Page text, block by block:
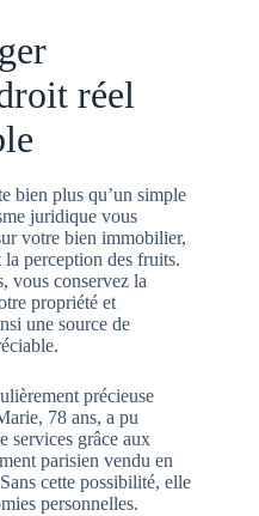
réel
bien plus qu’un simple
juridique vous
votre bien immobilier,
la perception des fruits.
vous conservez la
propriété et
une source de
précieuse
78 ans, a pu
services grâce aux
parisien vendu en
cette possibilité, elle
personnelles.